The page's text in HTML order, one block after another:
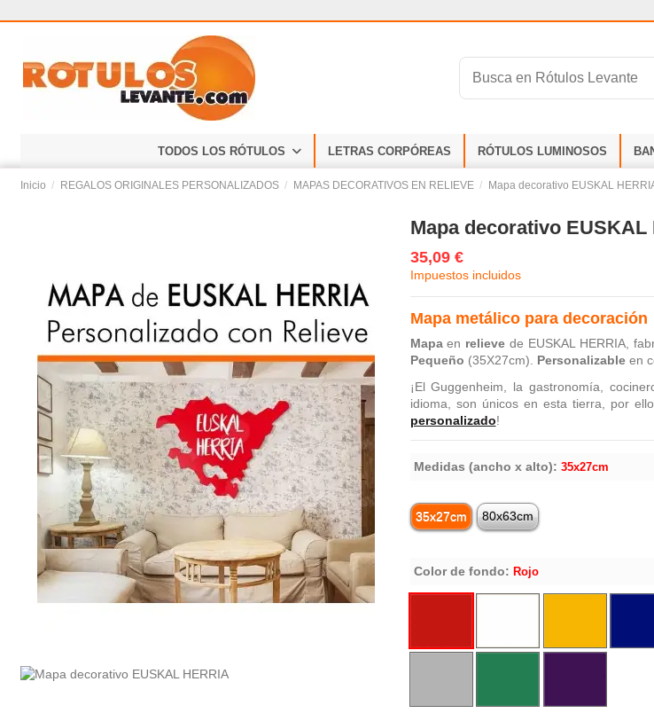
TODOS LOS RÓTULOS LETRAS CORPÓREAS RÓTULOS LUMINOSOS
Inicio REGALOS ORIGINALES PERSONALIZADOS MAPAS DECORATIVOS EN RELIEVE Mapa decorativo EUSKAL
Mapa decorativo EUSKAL
35,09 €
Impuestos incluidos
Mapa metálico para decoración
Mapaen relieve de EUSKAL HERRIA,
Pequeño (35X27cm). Personalizableen
¡El Guggenheim, la gastronomía,
idioma, son únicos en esta tierra, por
personalizado!
Medidas (ancho x alto): 35x27cm
35x27cm 80x63cm
Color de fondo: Rojo